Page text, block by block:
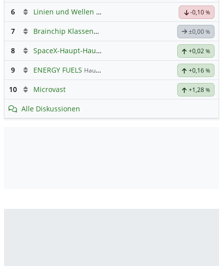
6 Linien und Wellen Austausch Forum -0,10 %
7 Brainchip Klassengruppe ±0,00 %
8 SpaceX-Haupt-Hauptforum +0,02 %
9 ENERGY FUELS Hauptdiskussion +0,16 %
10 Microvast +1,28 %
Alle Diskussionen